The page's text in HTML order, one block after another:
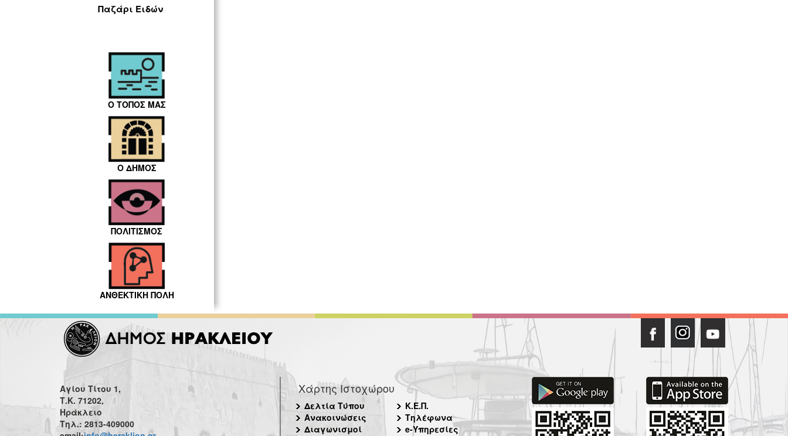
Παζάρι Ειδών
Ο ΤΟΠΟΣ ΜΑΣ
Ο ΔΗΜΟΣ
ΠΟΛΙΤΙΣΜΟΣ
ΑΝΘΕΚΤΙΚΗ ΠΟΛΗ
Αγίου Τίτου 1,
Τ.Κ. 71202,
Ηράκλειο
Τηλ.: 2813-409000
Χάρτης Ιστοχώρου
Δελτία Τύπου
Ανακοινώσεις
Διαγωνισμοί
Κ.Ε.Π.
Τηλέφωνα
e-Υπηρεσίες